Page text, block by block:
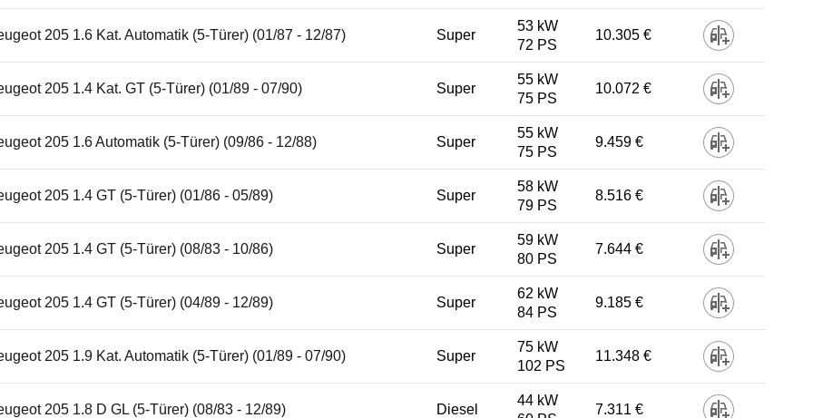
205 1.6 Kat. Automatik (5-Türer) (01/87 - 12/87) Super
53 kW
72 PS
10.305 €
205 1.4 Kat. GT (5-Türer) (01/89 - 07/90) Super
55 kW
75 PS
10.072 €
205 1.6 Automatik (5-Türer) (09/86 - 12/88) Super
55 kW
75 PS
9.459 €
205 1.4 GT (5-Türer) (01/86 - 05/89) Super
58 kW
79 PS
8.516 €
205 1.4 GT (5-Türer) (08/83 - 10/86) Super
59 kW
80 PS
7.644 €
205 1.4 GT (5-Türer) (04/89 - 12/89) Super
62 kW
84 PS
9.185 €
205 1.9 Kat. Automatik (5-Türer) (01/89 - 07/90) Super
75 kW
102 PS
11.348 €
205 1.8 D GL (5-Türer) (08/83 - 12/89) Diesel
44 kW
7.311 €